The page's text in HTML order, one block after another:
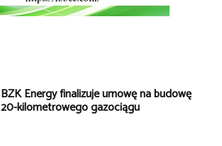
BZK Energy finalizuje umowę na budowę
20-kilometrowego gazociągu